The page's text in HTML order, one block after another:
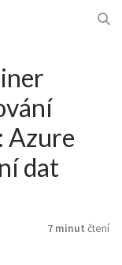
Azure
dat
7 minut čtení